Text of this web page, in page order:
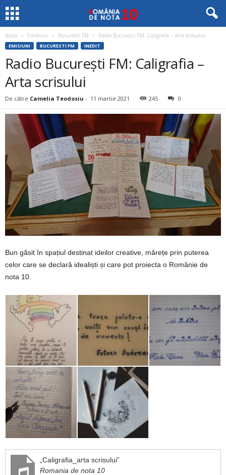
Acasă Emisiuni Bucuresti FM Radio București FM: Caligrafia – Arta scrisului
EMISIUNI BUCURESTI FM INEDIT
Radio București FM: Caligrafia –
Arta scrisului
De către Camelia Teodosiu - 11 martie 2021 245 0
Bun găsit în spațiul destinat ideilor creative, mărețe prin puterea
celor care se declară idealiști și care pot proiecta o Românie de
nota 10.
„Caligrafia_arta scrisului”
Romania de nota 10